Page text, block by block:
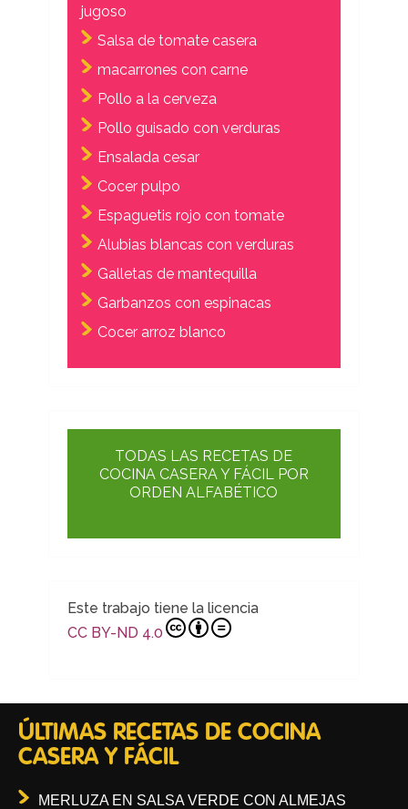
jugoso
Salsa de tomate casera
macarrones con carne
Pollo a la cerveza
Pollo guisado con verduras
Ensalada cesar
Cocer pulpo
Espaguetis rojo con tomate
Alubias blancas con verduras
Galletas de mantequilla
Garbanzos con espinacas
Cocer arroz blanco
TODAS LAS RECETAS DE
COCINA CASERA Y FÁCIL POR
ORDEN ALFABÉTICO
Este trabajo tiene la licencia
CC BY-ND 4.0
ÚLTIMAS RECETAS DE COCINA
CASERA Y FÁCIL
MERLUZA EN SALSA VERDE CON ALMEJAS